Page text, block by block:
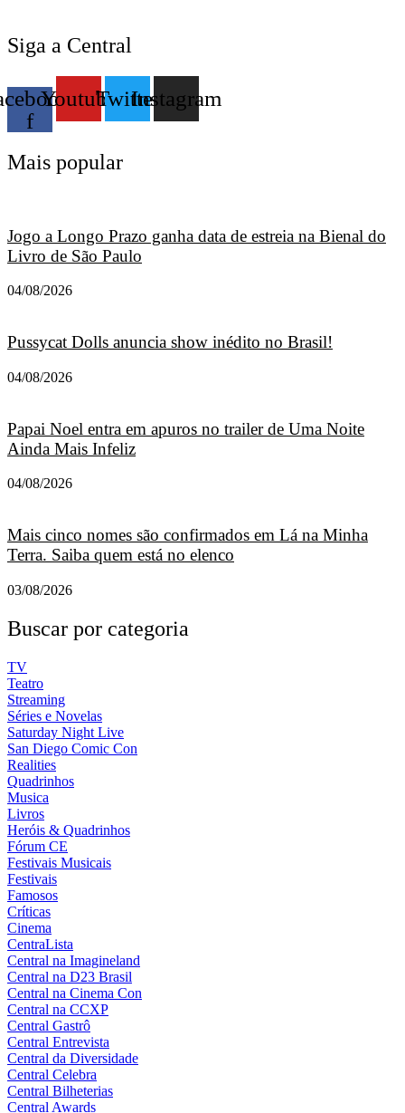
Siga a Central
f
YoutubeTwitterInstagram
Mais popular
Jogo a Longo Prazo ganha data de estreia na Bienal do
Livro de São Paulo
04/08/2026
Pussycat Dolls anuncia show inédito no Brasil!
04/08/2026
Papai Noel entra em apuros no trailer de Uma Noite
Ainda Mais Infeliz
04/08/2026
Mais cinco nomes são confirmados em Lá na Minha
Terra. Saiba quem está no elenco
03/08/2026
Buscar por categoria
TV
Teatro
Streaming
Séries e Novelas
Saturday Night Live
San Diego Comic Con
Realities
Quadrinhos
Musica
Livros
Heróis & Quadrinhos
Fórum CE
Festivais Musicais
Festivais
Famosos
Críticas
Cinema
CentraLista
Central na Imagineland
Central na D23 Brasil
Central na Cinema Con
Central na CCXP
Central Gastrô
Central Entrevista
Central da Diversidade
Central Celebra
Central Bilheterias
Central Awards